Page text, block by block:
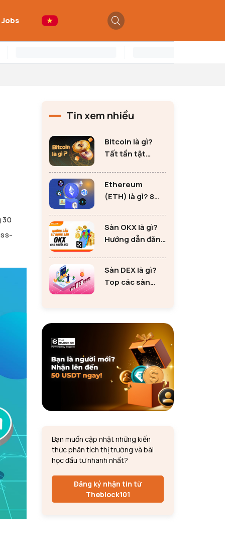
30
Tin xem nhiều
Bitcoin là gì?
Tất tần tật
Bitcoin
Ethereum
(ETH) là gì? 8
tư Ethereum
Sàn OKX là gì?
Hướng dẫn đăng
mới
Sàn DEX là gì?
Top các sàn
Bạn muốn cập nhật những kiến
thức phân tích thị trường và bài
học đầu tư nhanh nhất?
Đăng ký nhận tin từ
Theblock101